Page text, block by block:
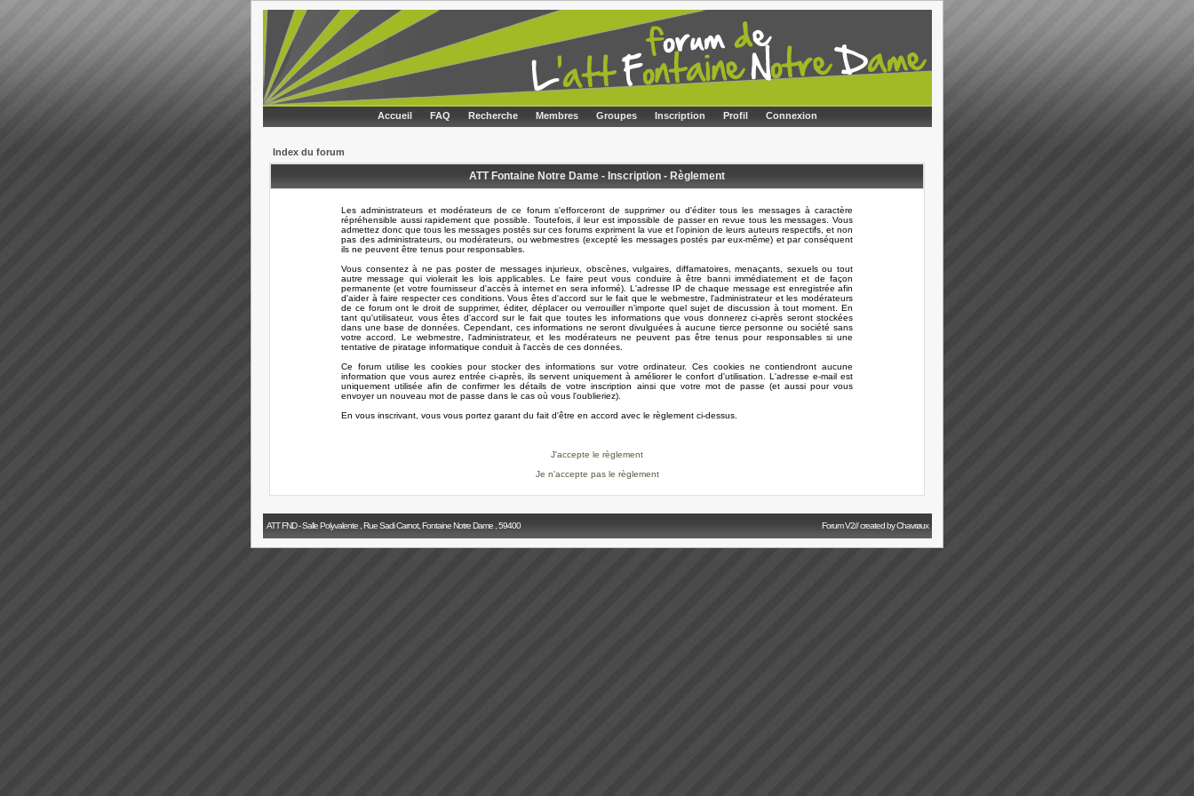
Accueil FAQ Recherche Membres Groupes Inscription Profil Connexion
Index du forum
ATT Fontaine Notre Dame - Inscription - Règlement
Les administrateurs et modérateurs de ce forum s'efforceront de supprimer ou d'éditer tous les messages à caractère
répréhensible aussi rapidement que possible. Toutefois, il leur est impossible de passer en revue tous les messages. Vous
admettez donc que tous les messages postés sur ces forums expriment la vue et l'opinion de leurs auteurs respectifs, et non
pas des administrateurs, ou modérateurs, ou webmestres (excepté les messages postés par eux-même) et par conséquent
ils ne peuvent être tenus pour responsables.
Vous consentez à ne pas poster de messages injurieux, obscènes, vulgaires, diffamatoires, menaçants, sexuels ou tout
autre message qui violerait les lois applicables. Le faire peut vous conduire à être banni immédiatement et de façon
permanente (et votre fournisseur d'accès à internet en sera informé). L'adresse IP de chaque message est enregistrée afin
d'aider à faire respecter ces conditions. Vous êtes d'accord sur le fait que le webmestre, l'administrateur et les modérateurs
de ce forum ont le droit de supprimer, éditer, déplacer ou verrouiller n'importe quel sujet de discussion à tout moment. En
tant qu'utilisateur, vous êtes d'accord sur le fait que toutes les informations que vous donnerez ci-après seront stockées
dans une base de données. Cependant, ces informations ne seront divulguées à aucune tierce personne ou société sans
votre accord. Le webmestre, l'administrateur, et les modérateurs ne peuvent pas être tenus pour responsables si une
tentative de piratage informatique conduit à l'accès de ces données.
Ce forum utilise les cookies pour stocker des informations sur votre ordinateur. Ces cookies ne contiendront aucune
information que vous aurez entrée ci-après, ils servent uniquement à améliorer le confort d'utilisation. L'adresse e-mail est
uniquement utilisée afin de confirmer les détails de votre inscription ainsi que votre mot de passe (et aussi pour vous
envoyer un nouveau mot de passe dans le cas où vous l'oublieriez).
En vous inscrivant, vous vous portez garant du fait d'être en accord avec le règlement ci-dessus.
J'accepte le règlement
Je n'accepte pas le règlement
ATT FND - Salle Polyvalente , Rue Sadi Carnot, Fontaine Notre Dame , 59400 Forum V2// created by Chavrøux